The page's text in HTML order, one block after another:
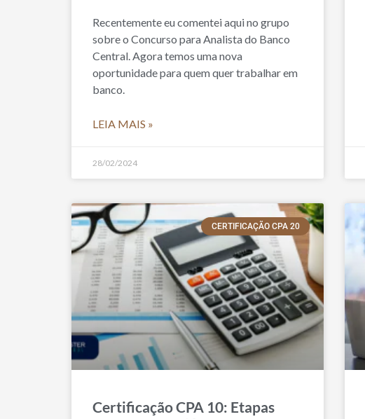
Recentemente eu comentei aqui no grupo
sobre o Concurso para Analista do Banco
Central. Agora temos uma nova
oportunidade para quem quer trabalhar em
banco.
LEIA MAIS »
28/02/2024
CERTIFICAÇÃO CPA 20
Certificação CPA 10: Etapas